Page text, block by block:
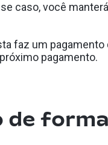
caso, você
faz um
pagamento.
de